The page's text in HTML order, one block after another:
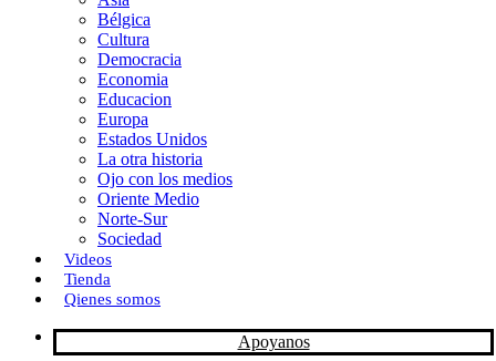
i
r
Bélgica
Cultura
Democracia
Economia
Educacion
Europa
Estados Unidos
La otra historia
Ojo con los medios
Oriente Medio
Norte-Sur
Sociedad
Videos
Tienda
Qienes somos
Apoyanos